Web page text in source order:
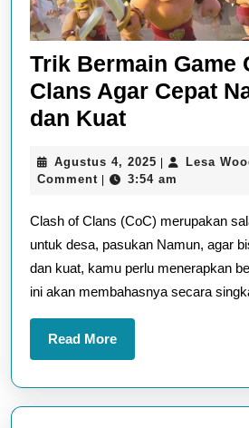
Trik Bermain Game
Clans Agar Cepat
dan KuatTrik
Game
of
Clans
Agar
Cepat
Level
dan
Agustus 4, 2025 Agustus
4,
Lesa
Comment
3:54 am
Clash of Clans (CoC) merupakan
untuk desa, pasukan Namun, agar
dan kuat, kamu perlu menerapkan
ini akan membahasnya secara
Read MoreRead
More